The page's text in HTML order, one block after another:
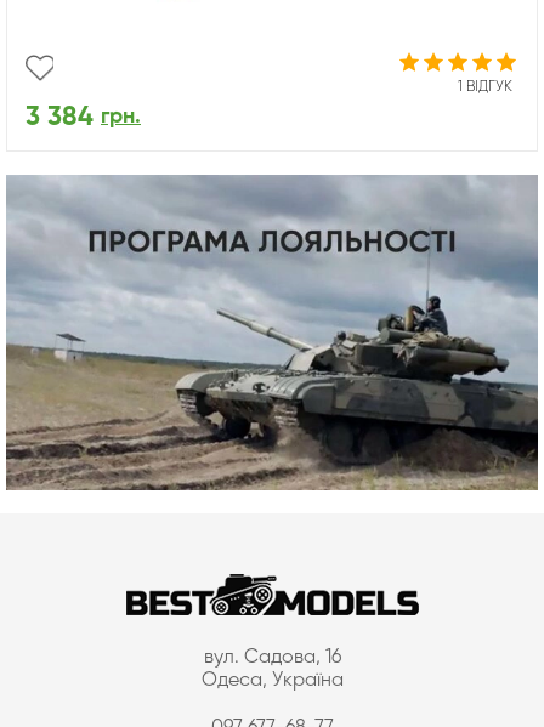
1 ВІДГУК
3 384 грн.
вул. Садова, 16
Одеса, Україна